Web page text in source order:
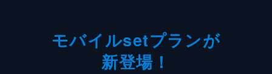
モバイルsetプランが
新登場！